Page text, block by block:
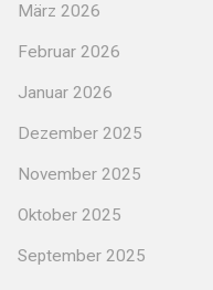
März 2026
Februar 2026
Januar 2026
Dezember 2025
November 2025
Oktober 2025
September 2025